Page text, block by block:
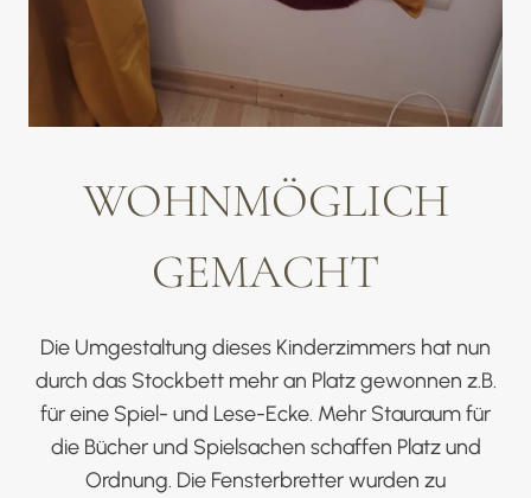
WOHNMÖGLICH
GEMACHT
Die Umgestaltung dieses Kinderzimmers hat nun
durch das Stockbett mehr an Platz gewonnen z.B.
für eine Spiel- und Lese-Ecke. Mehr Stauraum für
die Bücher und Spielsachen schaffen Platz und
Ordnung. Die Fensterbretter wurden zu